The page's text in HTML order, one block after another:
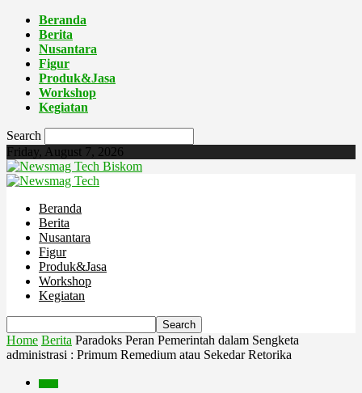
Beranda
Berita
Nusantara
Figur
Produk&Jasa
Workshop
Kegiatan
Search
Friday, August 7, 2026
Biskom
Beranda
Berita
Nusantara
Figur
Produk&Jasa
Workshop
Kegiatan
Home Berita Paradoks Peran Pemerintah dalam Sengketa
administrasi : Primum Remedium atau Sekedar Retorika